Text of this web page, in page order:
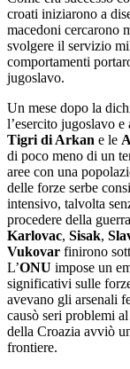
croati iniziarono a
macedoni cercarono
svolgere il servizio
comportamenti
jugoslavo.
Un mese dopo la
l’esercito jugoslavo
Tigri di Arkan e le
di poco meno di un
aree con una
delle forze serbe
intensivo, talvolta
procedere della
Karlovac, Sisak,
Vukovar finirono
L’ONU impose un
significativi sulle
avevano gli arsenali
causò seri problemi
della Croazia avviò
frontiere.